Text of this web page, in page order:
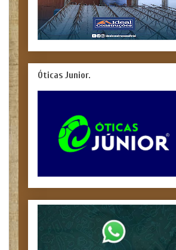
Óticas Junior.